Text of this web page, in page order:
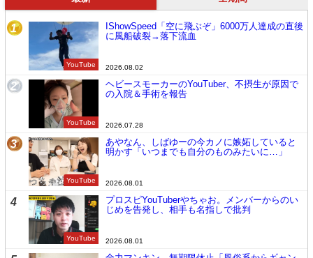
1
YouTube
IShowSpeed「空に飛ぶぞ」6000万人達成の直後
に風船破裂→落下流血
2026.08.02
2
YouTube
ヘビースモーカーのYouTuber、不摂生が原因で
の入院＆手術を報告
2026.07.28
3
YouTube
あやなん、しばゆーの今カノに嫉妬していると
明かす「いつまでも自分のものみたいに…」
2026.08.01
4
YouTube
プロスピYouTuberやちゃお。メンバーからのい
じめを告発し、相手も名指しで批判
2026.08.01